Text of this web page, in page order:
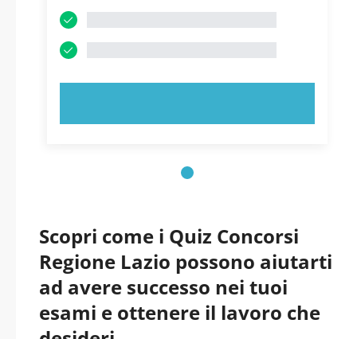
Scopri come i Quiz Concorsi
Regione Lazio possono aiutarti
ad avere successo nei tuoi
esami e ottenere il lavoro che